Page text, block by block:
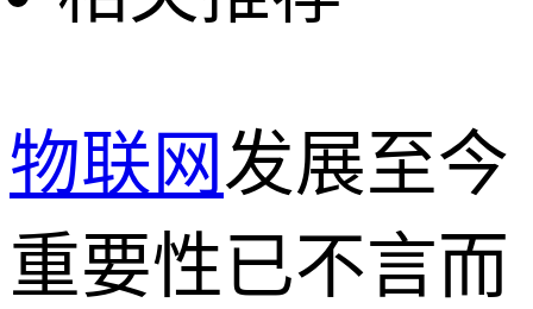
物联网 发展至今
重要性已不言而